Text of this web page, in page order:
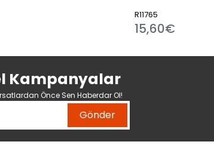
Kampanyalar
Önce Sen Haberdar Ol!
Gönder